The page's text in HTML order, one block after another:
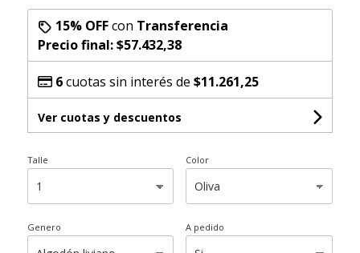
15% OFFcon Transferencia
Precio final:$57.432,38
6cuotas sin interés de $11.261,25
Ver cuotas y descuentos
Talle Color
Genero A pedido